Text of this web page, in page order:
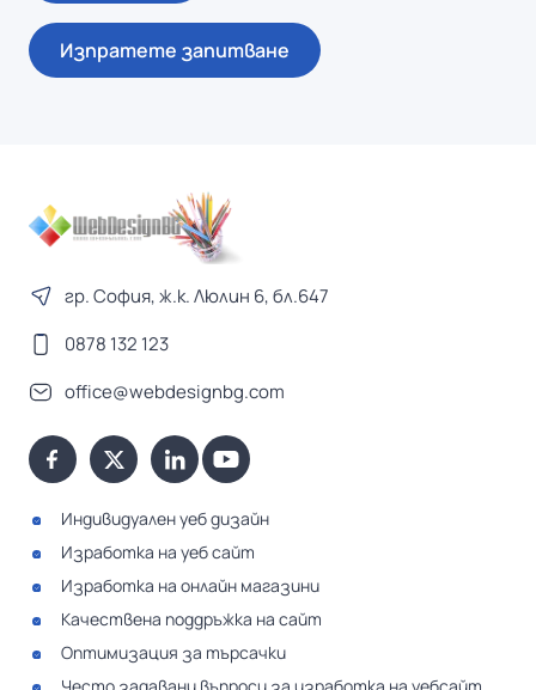
Изпратете запитване
гр. София, ж.к. Люлин 6, бл.647
0878 132 123
office@webdesignbg.com
Индивидуален уеб дизайн
Изработка на уеб сайт
Изработка на онлайн магазини
Качествена поддръжка на сайт
Оптимизация за търсачки